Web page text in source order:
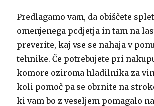
Predlagamo vam, da obiščete
omenjenega podjetja in tam na
preverite, kaj vse se nahaja v
tehnike. Če potrebujete pri
komore oziroma hladilnika za
koli pomoč pa se obrnite na
ki vam bo z veseljem pomagalo